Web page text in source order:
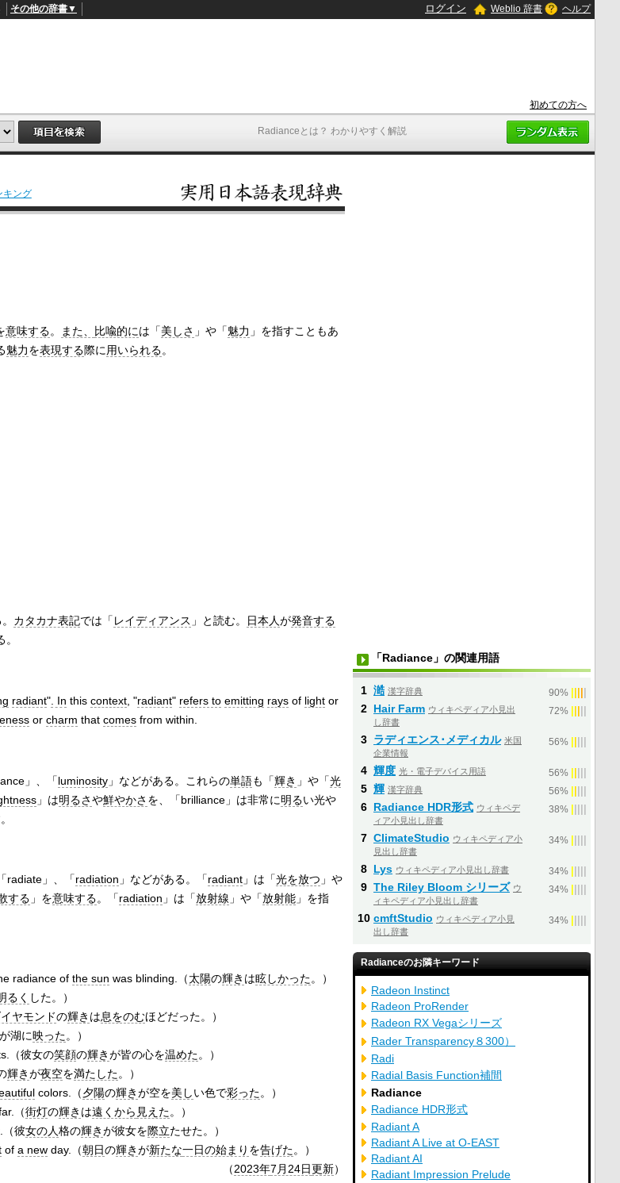
Radianceとは？ わかりやすく解説
その他の辞書▼ ログイン Weblio 辞書 ヘルプ
初めての方へ
キング
意味する。 また、 比喩的には「美しさ 」や「魅力 」を指すこともあ
魅力を表現する際に 用いられる。
カタカナ表記では「 レイディアンス 」と読む。 日本人が発音する
radiant". In this context, "radiant" refers to emitting raysof lightor
or charm that comesfrom within.
」、「luminosity」などがある。これらの単語も「輝き 」や「光
」は明るさや鮮やかさ を、「brilliance」は非常に明るい光や
radiate」、「radiation 」などがある。「radiant」は「光を放つ 」や
する 」を意味する。「radiation 」は「放射線 」や「放射能」を指
radiance of the sun was blinding.（太陽の輝き は眩しかった。）
るく した。）
ヤモンドの輝き は息をのむほどだった。）
湖に映った。）
（彼女の笑顔の輝きが皆の心を温めた。）
輝きが夜空を満たした。）
colors.（夕陽の輝きが空を美しい色で彩った。）
（街灯の輝き は遠くから 見えた。）
（彼女の人格の輝きが彼女を際立たせた。）
of a newday.（朝日の輝きが新たな一日の始まり を告げた。）
（2023年7月24日更新）
「Radiance」の関連用語
1 澔 漢字辞典 90%
2 Hair Farm ウィキペディア小見出
し辞書
72%
3 ラディエンス･メディカル 米国
企業情報
56%
4 輝度 光・電子デバイス用語 56%
5 輝 漢字辞典 56%
6 Radiance HDR形式 ウィキペデ
ィア小見出し辞書
38%
7 ClimateStudio ウィキペディア小
見出し辞書
34%
8 Lys ウィキペディア小見出し辞書 34%
9 The Riley Bloom シリーズ ウ
ィキペディア小見出し辞書
34%
10 cmftStudio ウィキペディア小見
出し辞書
34%
Radianceのお隣キーワード
Radeon Instinct
Radeon ProRender
Radeon RX Vegaシリーズ
Rader Transparency８300）
Radi
Radial Basis Function補間
Radiance
Radiance HDR形式
Radiant A
Radiant A Live at O-EAST
Radiant AI
Radiant Impression Prelude